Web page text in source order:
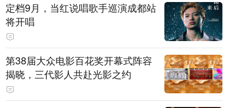
定档9月，当红说唱歌手巡演成都站
将开唱
第38届大众电影百花奖开幕式阵容
揭晓，三代影人共赴光影之约